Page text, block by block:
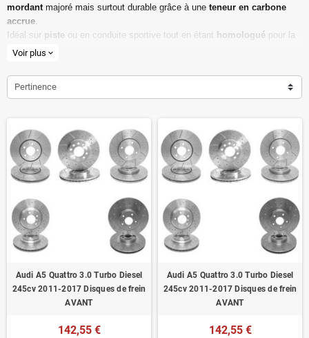
mordant majoré mais surtout durable grâce à une teneur en carbone
accrue.
Idéal sur piste ou en conduite sportive tout en étant homologué pour la
route ouverte.
Dimensions d'origine respectées
Installation en lieu et place.
Homologué pour le contrôle technique
Voir plus expand_more
Pertinence
Audi A5 Quattro 3.0 Turbo Diesel
245cv 2011-2017 Disques de frein
AVANT
142,55 €
Audi A5 Quattro 3.0 Turbo Diesel
245cv 2011-2017 Disques de frein
AVANT
142,55 €